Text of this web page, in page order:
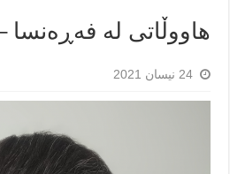
هاووڵاتی لە فەڕەنسا –
24 نیسان 2021